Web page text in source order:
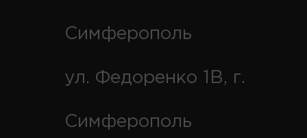
Симферополь
ул. Федоренко 1В, г.
Симферополь